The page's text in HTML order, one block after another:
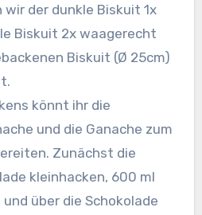
wir der dunkle Biskuit 1x
Biskuit 2x waagerecht
Biskuit (Ø 25cm)
könnt ihr die
und die Ganache zum
Zunächst die
kleinhacken, 600 ml
über die Schokolade